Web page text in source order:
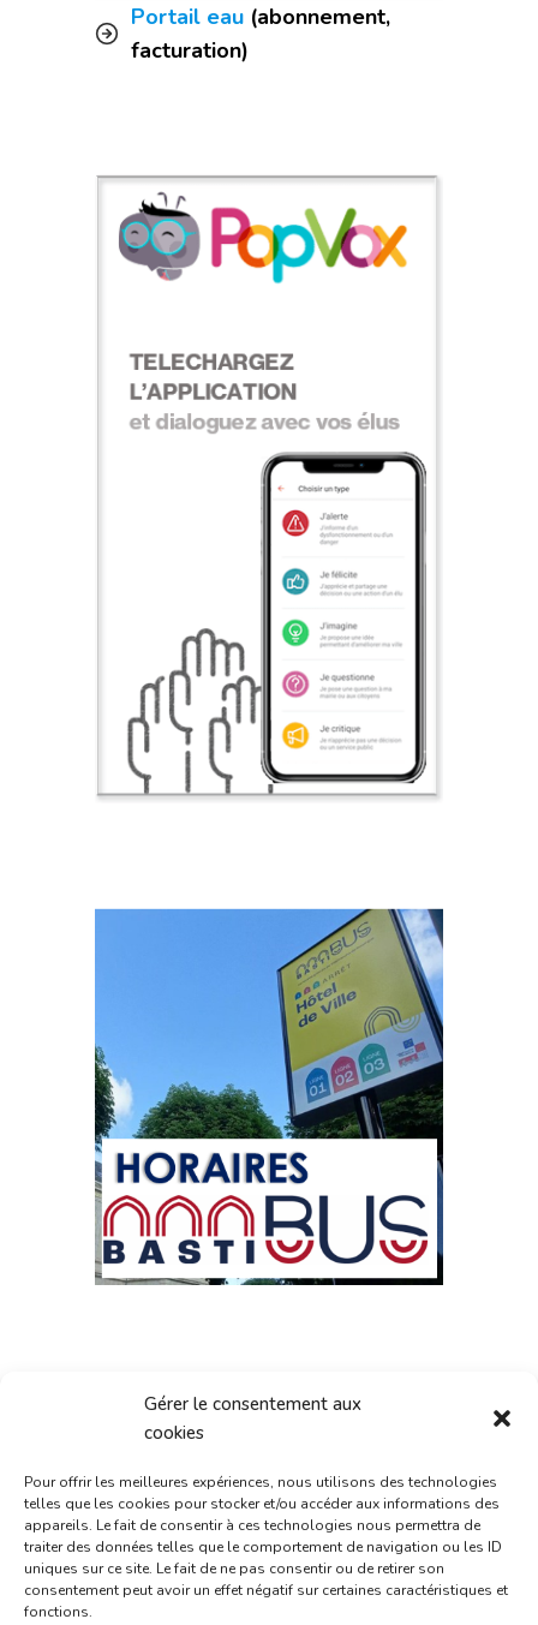
Gérer le consentement aux
cookies
Pour offrir les meilleures expériences, nous utilisons des technologies
telles que les cookies pour stocker et/ou accéder aux informations des
appareils. Le fait de consentir à ces technologies nous permettra de
traiter des données telles que le comportement de navigation ou les ID
uniques sur ce site. Le fait de ne pas consentir ou de retirer son
consentement peut avoir un effet négatif sur certaines caractéristiques et
fonctions.
Portail eau (abonnement,
facturation)
Consultez nos
offres d'emploi :